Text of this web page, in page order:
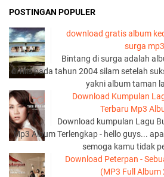
POSTINGAN POPULER
download gratis album
surga
Bintang di surga adalah
di rilis pada tahun 2004 silam setelah
yakni album taman
Download Kumpulan
Terbaru Mp3
Download kumpulan Lagu
Mp3 Album Terlengkap - hello guys...
semoga kamu tidak
Download Peterpan -
(MP3 Full